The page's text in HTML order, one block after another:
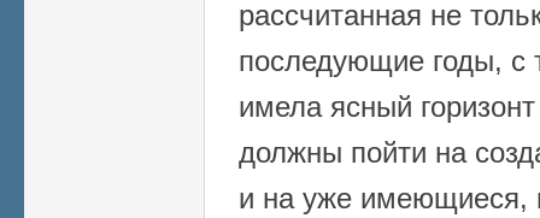
рассчитанная не
последующие годы, с
имела ясный
должны пойти на
и на уже имеющиеся,